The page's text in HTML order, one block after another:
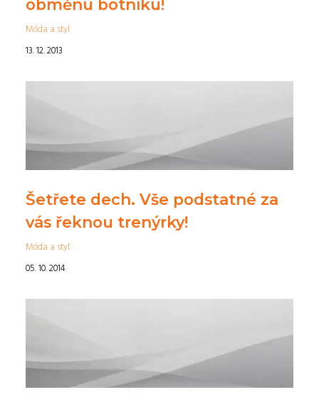
obměnu botníku!
Móda a styl
13. 12. 2013
Šetřete dech. Vše podstatné za
vás řeknou trenýrky!
Móda a styl
05. 10. 2014